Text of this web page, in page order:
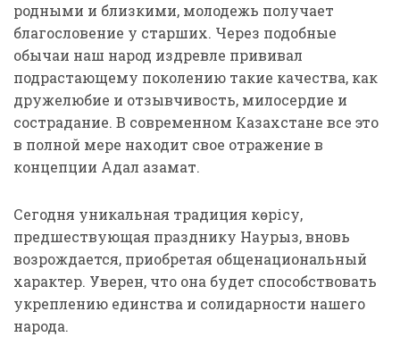
родными и близкими, молодежь получает
благословение у старших. Через подобные
обычаи наш народ издревле прививал
подрастающему поколению такие качества, как
дружелюбие и отзывчивость, милосердие и
сострадание. В современном Казахстане все это
в полной мере находит свое отражение в
концепции Адал азамат.
Сегодня уникальная традиция көрісу,
предшествующая празднику Наурыз, вновь
возрождается, приобретая общенациональный
характер. Уверен, что она будет способствовать
укреплению единства и солидарности нашего
народа.